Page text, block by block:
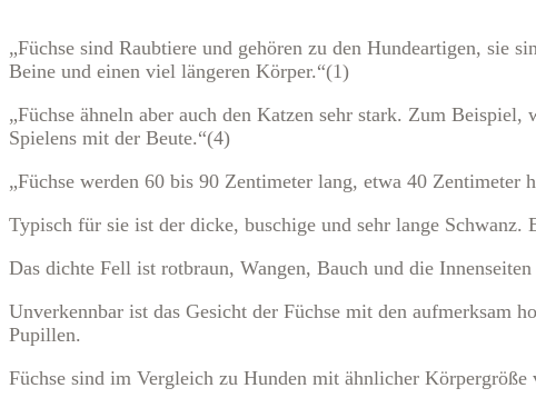
„Füchse sind Raubtiere und gehören zu den Hundeartigen, sie
Beine und einen viel längeren Körper.“(1)
„Füchse ähneln aber auch den Katzen sehr stark. Zum
Spielens mit der Beute.“(4)
„Füchse werden 60 bis 90 Zentimeter lang, etwa 40 Zentimeter
Typisch für sie ist der dicke, buschige und sehr lange
Das dichte Fell ist rotbraun, Wangen, Bauch und die
Unverkennbar ist das Gesicht der Füchse mit den aufmerksam
Pupillen.
Füchse sind im Vergleich zu Hunden mit ähnlicher Körpergröße